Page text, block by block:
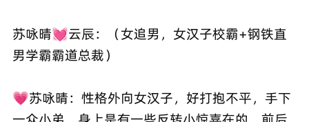
苏咏晴💓云辰：（女追男，女汉子校霸+钢铁直
男学霸霸道总裁）
💗苏咏晴：性格外向女汉子，好打抱不平，手下